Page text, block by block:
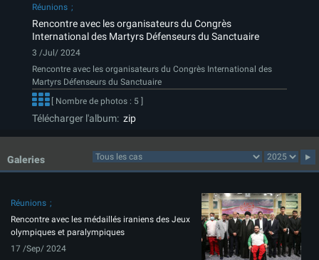
Réunions
Rencontre avec les organisateurs du Congrès
International des Martyrs Défenseurs du Sanctuaire
3 /Jul/ 2024
Rencontre avec les organisateurs du Congrès International des
Martyrs Défenseurs du Sanctuaire
[ Nombre de photos : 5 ]
Télécharger l'album: zip
Galeries
Réunions
Rencontre avec les médaillés iraniens des Jeux
olympiques et paralympiques
17 /Sep/ 2024